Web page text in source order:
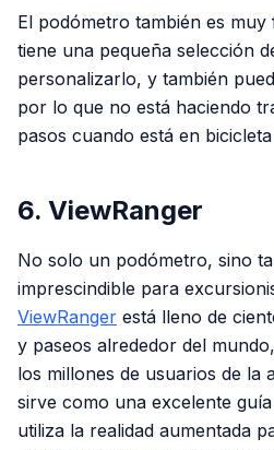
El podómetro también es
tiene una pequeña selección
personalizarlo, y también
por lo que no está haciendo
pasos cuando está en
6. ViewRanger
No solo un podómetro, sino
imprescindible para
ViewRanger está lleno de
y paseos alrededor del
los millones de usuarios de la
sirve como una excelente
utiliza la realidad aumentada